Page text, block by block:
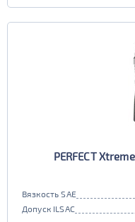
PERFECT
Вязкость SAE
Допуск ILSAC